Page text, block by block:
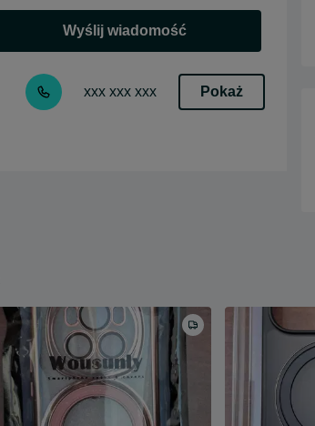
Wyślij wiadomość
xxx xxx xxx Pokaż